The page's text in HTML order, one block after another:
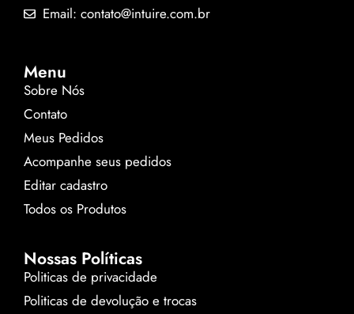
Email: contato@intuire.com.br
Menu
Sobre Nós
Contato
Meus Pedidos
Acompanhe seus pedidos
Editar cadastro
Todos os Produtos
Nossas Políticas
Politicas de privacidade
Politicas de devolução e trocas